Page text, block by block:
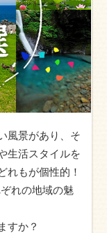
風景があり、そ
生活スタイルを
れもが個性的！
れの地域の魅
すか？